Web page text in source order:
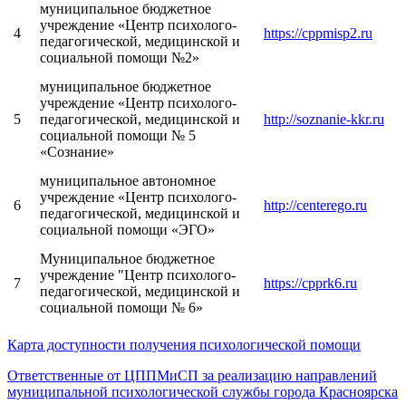
4
муниципальное бюджетное
учреждение «Центр психолого-
педагогической, медицинской и
социальной помощи №2»
https://cppmisp2.ru
5
муниципальное бюджетное
учреждение «Центр психолого-
педагогической, медицинской и
социальной помощи № 5
«Сознание»
http://soznanie-kkr.ru
6
муниципальное автономное
учреждение «Центр психолого-
педагогической, медицинской и
социальной помощи «ЭГО»
http://centerego.ru
7
Муниципальное бюджетное
учреждение "Центр психолого-
педагогической, медицинской и
социальной помощи № 6»
https://cpprk6.ru
Карта доступности получения психологической помощи
Ответственные от ЦППМиСП за реализацию направлений
муниципальной психологической службы города Красноярска